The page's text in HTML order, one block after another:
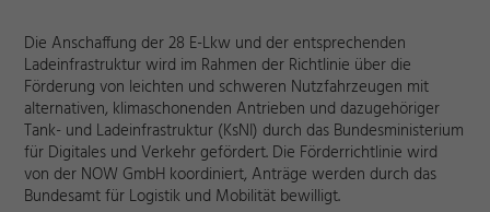
Die Anschaffung der 28 E-Lkw und der entsprechenden
Ladeinfrastruktur wird im Rahmen der Richtlinie über die
Förderung von leichten und schweren Nutzfahrzeugen mit
alternativen, klimaschonenden Antrieben und dazugehöriger
Tank- und Ladeinfrastruktur (KsNI) durch das Bundesministerium
für Digitales und Verkehr gefördert. Die Förderrichtlinie wird
von der NOW GmbH koordiniert, Anträge werden durch das
Bundesamt für Logistik und Mobilität bewilligt.